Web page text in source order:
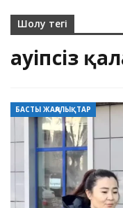
Шолу тегі
Қауіпсіз
БАСТЫ ЖАҢАЛЫҚТАР